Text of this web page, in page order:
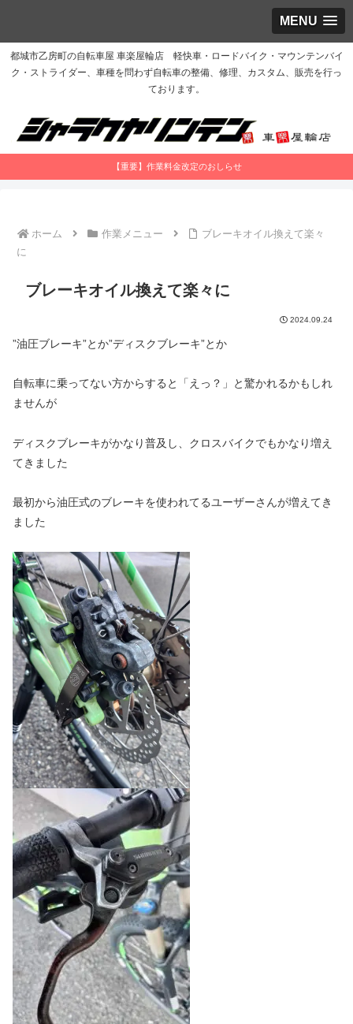
MENU
都城市乙房町の自転車屋 車楽屋輪店 軽快車・ロードバイク・マウンテンバイ
ク・ストライダー、車種を問わず自転車の整備、修理、カスタム、販売を行っ
ております。
【重要】作業料金改定のおしらせ
ホーム 作業メニュー
ブレーキオイル換えて楽々
に
ブレーキオイル換えて楽々に
2024.09.24
”油圧ブレーキ”とか”ディスクブレーキ”とか
自転車に乗ってない方からすると「えっ？」と驚かれるかもしれ
ませんが
ディスクブレーキがかなり普及し、クロスバイクでもかなり増え
てきました
最初から油圧式のブレーキを使われてるユーザーさんが増えてき
ました